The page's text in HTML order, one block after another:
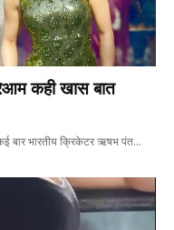
कही खास बात
कई बार भारतीय क्रिकेटर ऋषभ पंत…